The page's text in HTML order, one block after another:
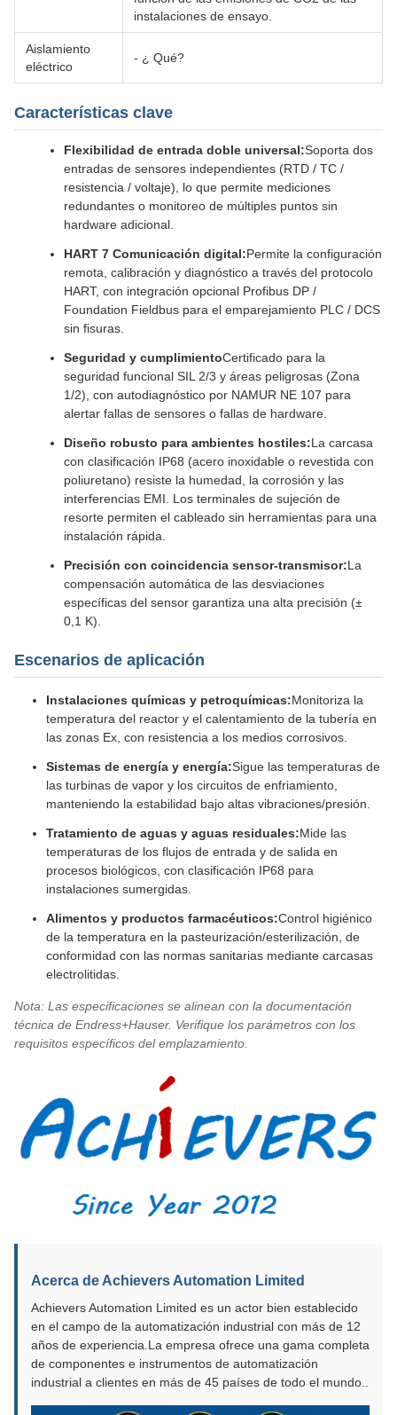
instalaciones de ensayo.
Aislamiento
eléctrico
- ¿ Qué?
Características clave
Flexibilidad de entrada doble universal:Soporta dos
entradas de sensores independientes (RTD / TC /
resistencia / voltaje), lo que permite mediciones
redundantes o monitoreo de múltiples puntos sin
hardware adicional.
HART 7 Comunicación digital:Permite la configuración
remota, calibración y diagnóstico a través del protocolo
HART, con integración opcional Profibus DP /
Foundation Fieldbus para el emparejamiento PLC / DCS
sin fisuras.
Seguridad y cumplimientoCertificado para la
seguridad funcional SIL 2/3 y áreas peligrosas (Zona
1/2), con autodiagnóstico por NAMUR NE 107 para
alertar fallas de sensores o fallas de hardware.
Diseño robusto para ambientes hostiles:La carcasa
con clasificación IP68 (acero inoxidable o revestida con
poliuretano) resiste la humedad, la corrosión y las
interferencias EMI. Los terminales de sujeción de
resorte permiten el cableado sin herramientas para una
instalación rápida.
Precisión con coincidencia sensor-transmisor:La
compensación automática de las desviaciones
específicas del sensor garantiza una alta precisión (±
0,1 K).
Escenarios de aplicación
Instalaciones químicas y petroquímicas:Monitoriza la
temperatura del reactor y el calentamiento de la tubería en
las zonas Ex, con resistencia a los medios corrosivos.
Sistemas de energía y energía:Sigue las temperaturas de
las turbinas de vapor y los circuitos de enfriamiento,
manteniendo la estabilidad bajo altas vibraciones/presión.
Tratamiento de aguas y aguas residuales:Mide las
temperaturas de los flujos de entrada y de salida en
procesos biológicos, con clasificación IP68 para
instalaciones sumergidas.
Alimentos y productos farmacéuticos:Control higiénico
de la temperatura en la pasteurización/esterilización, de
conformidad con las normas sanitarias mediante carcasas
electrolitidas.
Nota: Las especificaciones se alinean con la documentación
técnica de Endress+Hauser. Verifique los parámetros con los
requisitos específicos del emplazamiento.
Acerca de Achievers Automation Limited
Achievers Automation Limited es un actor bien establecido
en el campo de la automatización industrial con más de 12
años de experiencia.La empresa ofrece una gama completa
de componentes e instrumentos de automatización
industrial a clientes en más de 45 países de todo el mundo..